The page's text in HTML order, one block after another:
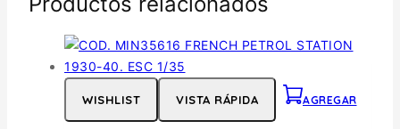
WISHLIST VISTA RÁPIDA AGREGAR